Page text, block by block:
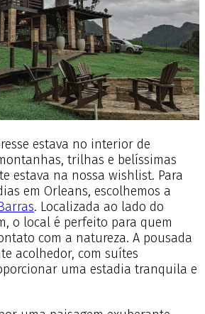
estava no interior de
trilhas e belíssimas
estava na nossa wishlist. Para
em Orleans, escolhemos a
. Localizada ao lado do
o local é perfeito para quem
com a natureza. A pousada
acolhedor, com suítes
uma estadia tranquila e